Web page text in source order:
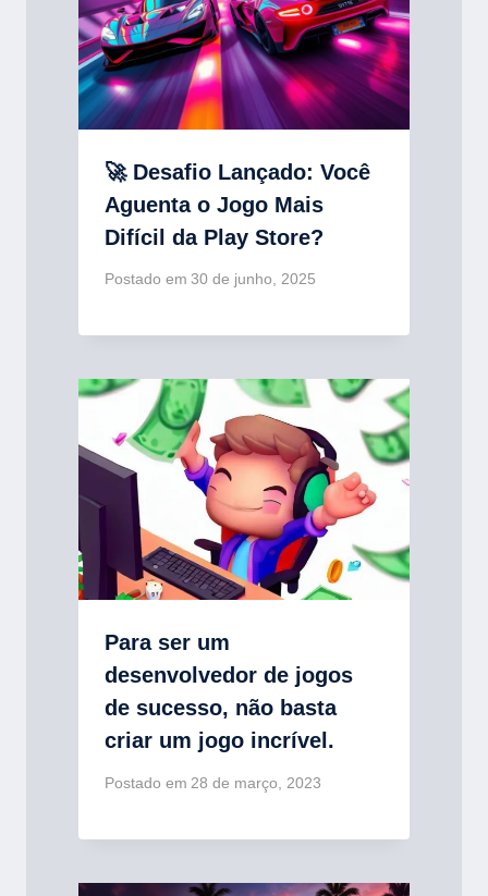
🚀 Desafio Lançado: Você
Aguenta o Jogo Mais
Difícil da Play Store?
Postado em 30 de junho, 2025
Para ser um
desenvolvedor de jogos
de sucesso, não basta
criar um jogo incrível.
Postado em 28 de março, 2023